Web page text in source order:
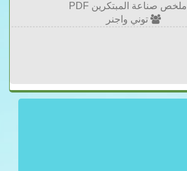
ملخص صناعة المبتكرين PDF
توني واجنر